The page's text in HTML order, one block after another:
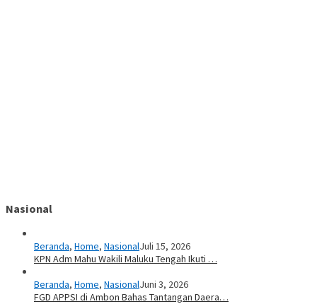
Nasional
Beranda, Home, NasionalJuli 15, 2026
KPN Adm Mahu Wakili Maluku Tengah Ikuti …
Beranda, Home, NasionalJuni 3, 2026
FGD APPSI di Ambon Bahas Tantangan Daera…